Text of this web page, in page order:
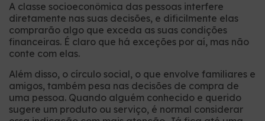
A classe socioeconômica das pessoas interfere
diretamente nas suas decisões, e dificilmente elas
comprarão algo que exceda as suas condições
financeiras. É claro que há exceções por aí, mas não
conte com elas.
Além disso, o círculo social, o que envolve familiares e
amigos, também pesa nas decisões de compra de
uma pessoa. Quando alguém conhecido e querido
sugere um produto ou serviço, é normal considerar